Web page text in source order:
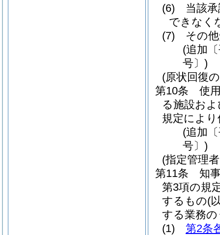
(6)
当該
できなく
(7)
その
(追加
号〕)
(原状回復
第10条
使
る施設お
規定によ
(追加
号〕)
(指定管理
第11条
知
第3項の規
するもの(
する業務
(1)
第2条